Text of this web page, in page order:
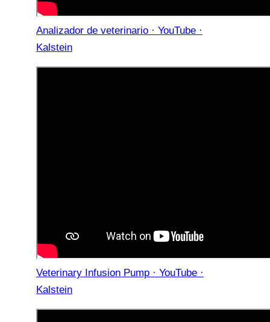
Analizador de veterinario · YouTube ·
Kalstein
Veterinary Infusion Pump · YouTube ·
Kalstein